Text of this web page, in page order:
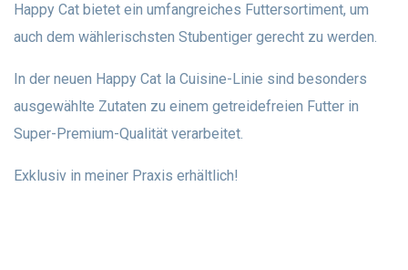
Happy Cat bietet ein umfangreiches Futtersortiment, um
auch dem wählerischsten Stubentiger gerecht zu werden.
In der neuen Happy Cat la Cuisine-Linie sind besonders
ausgewählte Zutaten zu einem getreidefreien Futter in
Super-Premium-Qualität verarbeitet.
Exklusiv in meiner Praxis erhältlich!